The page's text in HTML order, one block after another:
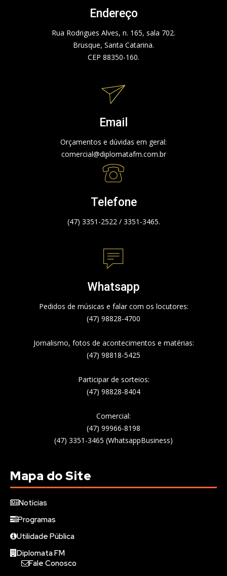
Endereço
Rua Rodrigues Alves, n. 165, sala 702.
Brusque, Santa Catarina.
CEP 88350-160.
Email
Orçamentos e dúvidas em geral:
comercial@diplomatafm.com.br
Telefone
(47) 3351-2522 / 3351-3465.
Whatsapp
Pedidos de músicas e falar com os locutores:
(47) 98828-4700
Jornalismo, fotos de acontecimentos e matérias:
(47) 98818-5425
Participar de sorteios:
(47) 98828-8404
Comercial:
(47) 99966-8198
(47) 3351-3465 (WhatsappBusiness)
Mapa do Site
Notícias
Programas
Utilidade Pública
Diplomata FM
Fale Conosco